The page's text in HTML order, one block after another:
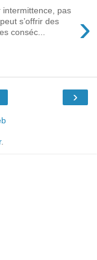
›
intermittence, pas
s’offrir des
conséc...
›
.